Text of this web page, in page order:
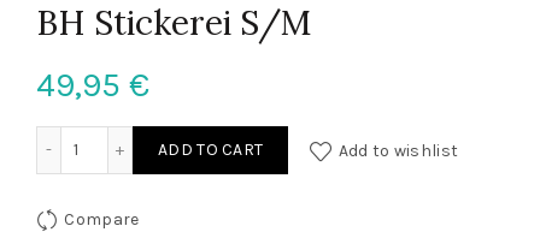
BH Stickerei S/M
49,95 €
ADD TO CART Add to wishlist
Compare